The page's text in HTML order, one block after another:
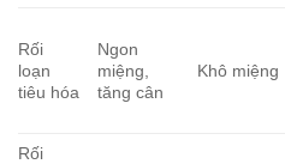
Rối
loạn
tiêu hóa
Ngon
miệng,
tăng cân
Khô miệng
Rối